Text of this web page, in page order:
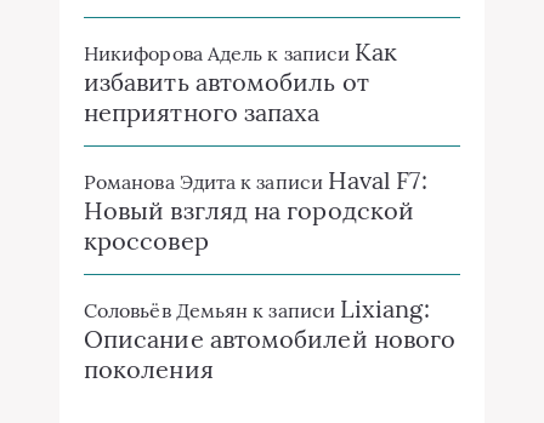
Никифорова Адель к записи Как
избавить автомобиль от
неприятного запаха
Романова Эдита к записи Haval F7:
Новый взгляд на городской
кроссовер
Соловьёв Демьян к записи Lixiang:
Описание автомобилей нового
поколения